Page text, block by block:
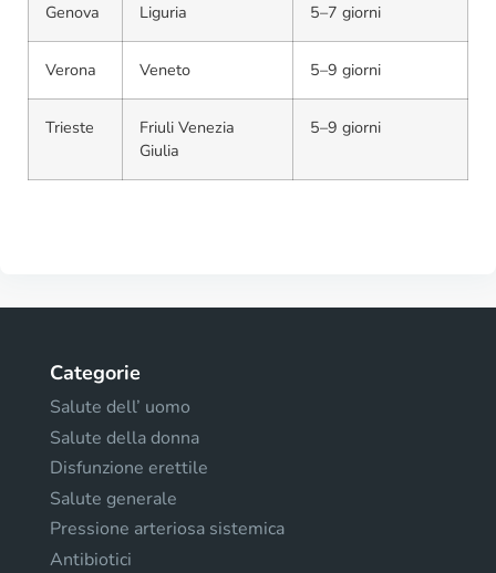
Genova Liguria 5–7 giorni
Verona Veneto 5–9 giorni
Trieste
Friuli Venezia
Giulia
5–9 giorni
Categorie
Salute dell’ uomo
Salute della donna
Disfunzione erettile
Salute generale
Pressione arteriosa sistemica
Antibiotici